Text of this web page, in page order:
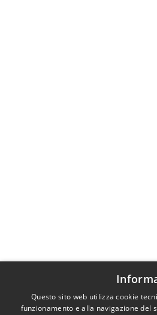
Questo sito web utilizza cookie
funzionamento e alla navigazione del